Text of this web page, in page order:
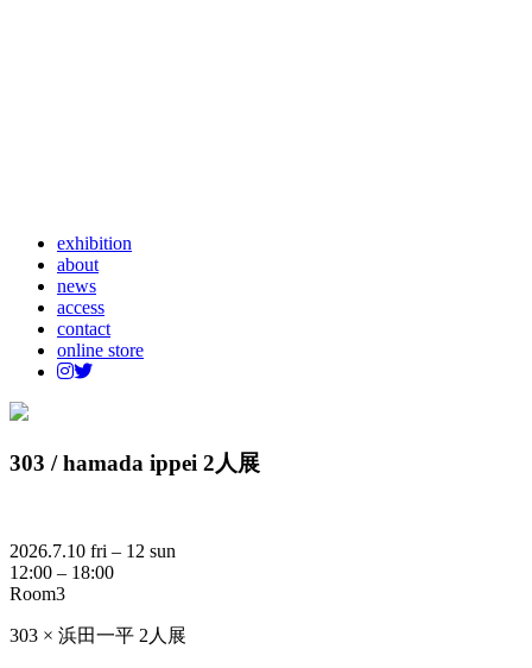
exhibition
about
news
access
contact
online store
303 / hamada ippei 2人展
2026.7.10 fri – 12 sun
12:00 – 18:00
Room3
303 × 浜田一平 2人展